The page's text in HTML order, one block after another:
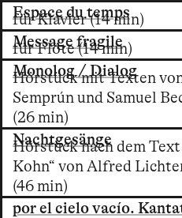
Espace du temps
für Klavier (14 min)
Message fragile
für Flöte (14 min)
Monolog / Dialog
Hörstück mit Texten
Semprún und Samuel
(26 min)
Nachtgesänge
Hörstück nach dem Text
Kohn“ von Alfred
(46 min)
por el cielo vacío.